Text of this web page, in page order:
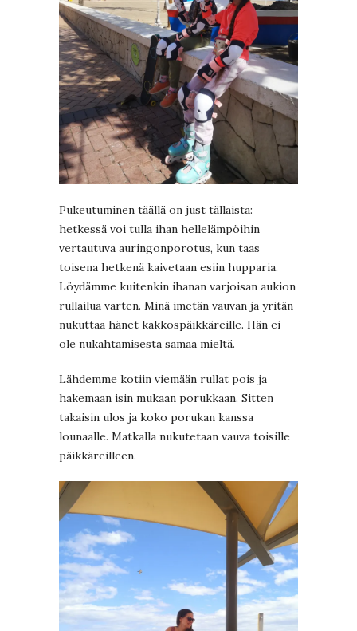
Pukeutuminen täällä on just tällaista:
hetkessä voi tulla ihan hellelämpöihin
vertautuva auringonporotus, kun taas
toisena hetkenä kaivetaan esiin hupparia.
Löydämme kuitenkin ihanan varjoisan aukion
rullailua varten. Minä imetän vauvan ja yritän
nukuttaa hänet kakkospäikkäreille. Hän ei
ole nukahtamisesta samaa mieltä.
Lähdemme kotiin viemään rullat pois ja
hakemaan isin mukaan porukkaan. Sitten
takaisin ulos ja koko porukan kanssa
lounaalle. Matkalla nukutetaan vauva toisille
päikkäreilleen.